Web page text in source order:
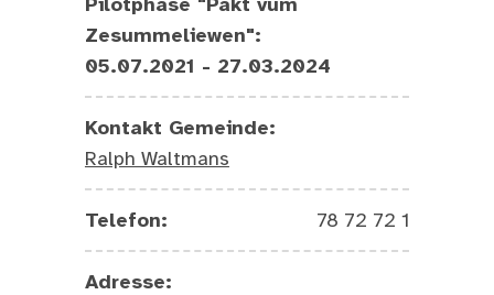
Zesummeliewen":
05.07.2021 - 27.03.2024
Kontakt Gemeinde:
Ralph Waltmans
Telefon: 78 72 72 1
Adresse: